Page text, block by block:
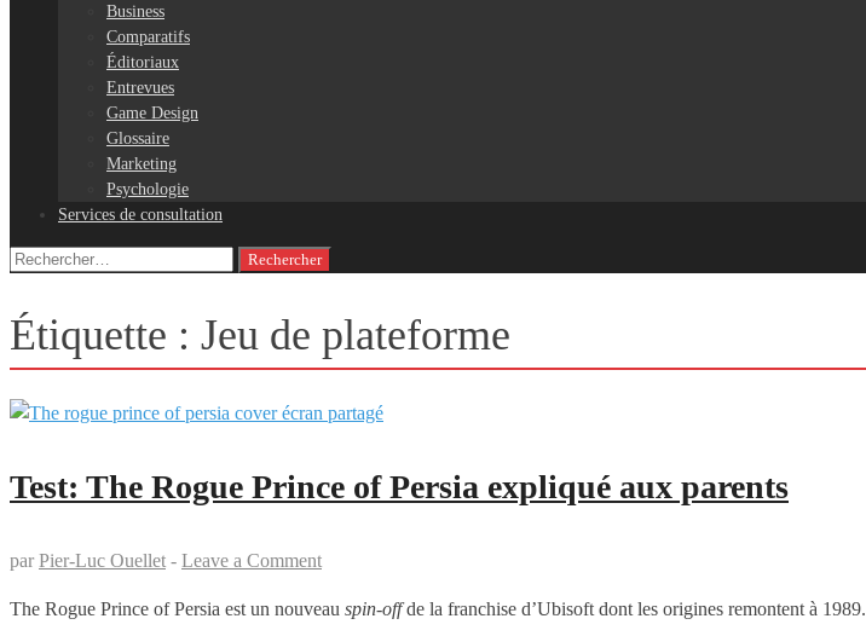
Business
Comparatifs
Éditoriaux
Entrevues
Game Design
Glossaire
Marketing
Psychologie
Services de consultation
Rechercher :
Étiquette : Jeu de plateforme
Test: The Rogue Prince of Persia expliqué aux parents
par Pier-Luc Ouellet - Leave a Comment
The Rogue Prince of Persia est un nouveau spin-offde la franchise d’Ubisoft dont les origines remontent à 1989.